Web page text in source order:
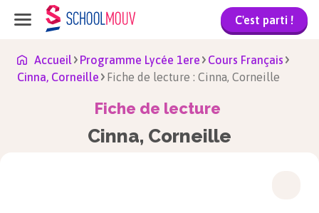
C'est parti !
Accueil Programme Lycée 1ere
Cours Français
Cinna, Corneille
Fiche de lecture : Cinna, Corneille
Fiche de lecture
Cinna, Corneille